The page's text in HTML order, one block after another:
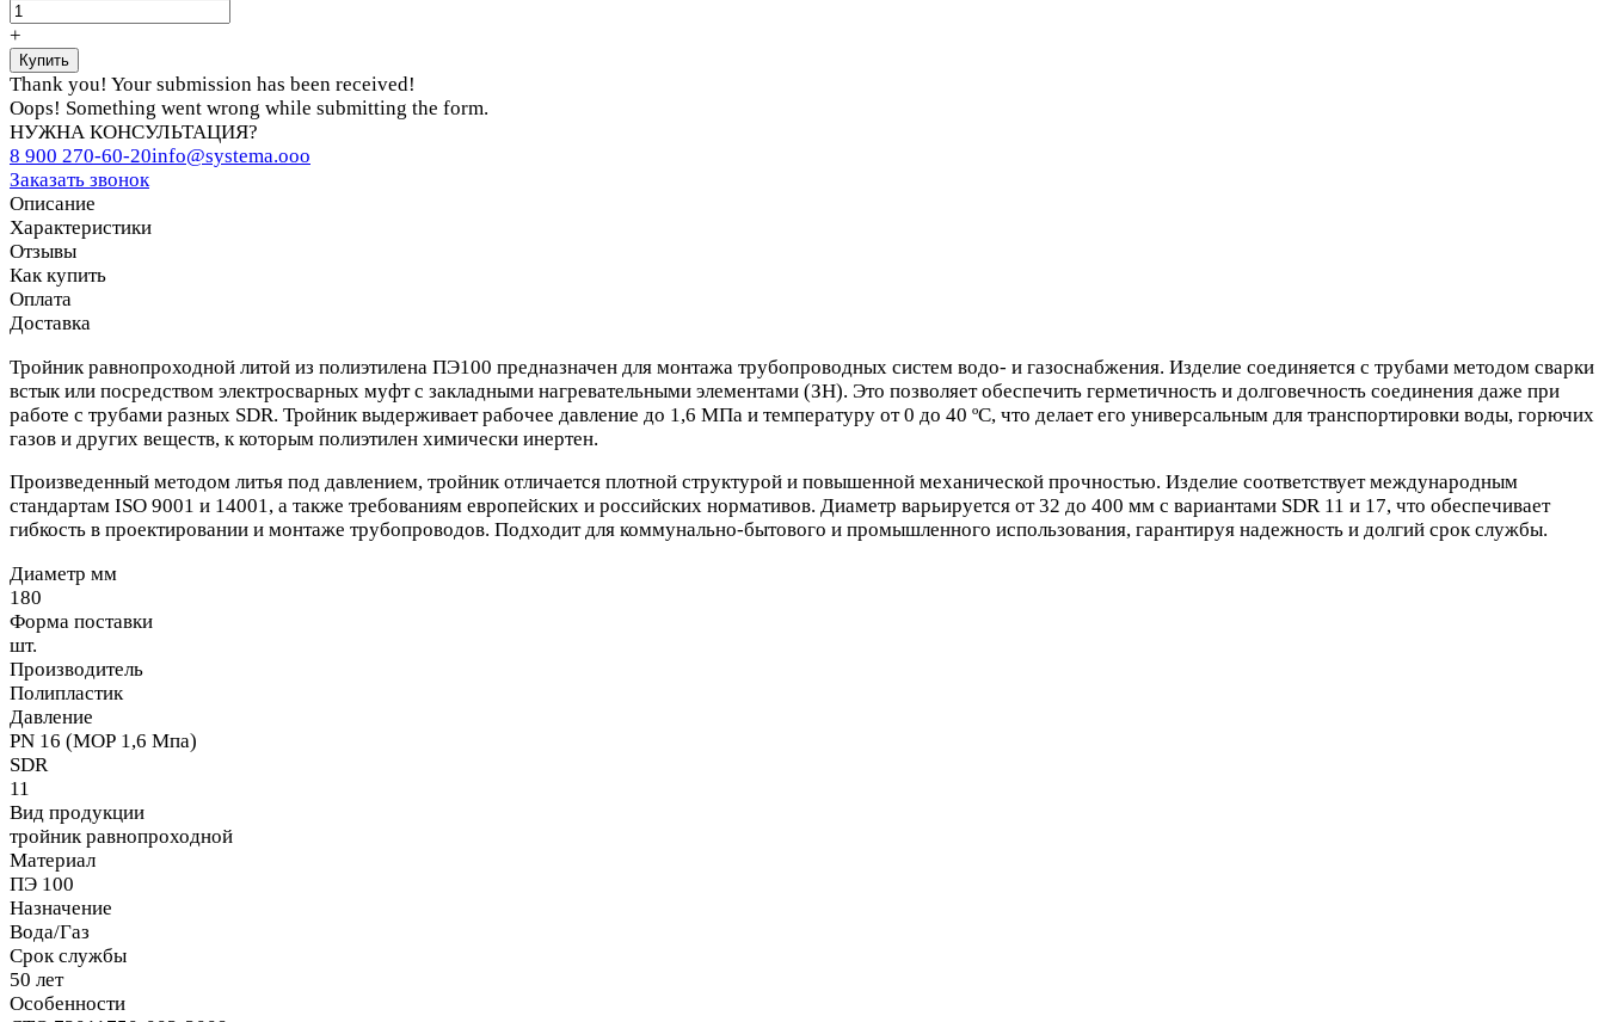
+
Thank you! Your submission has been received!
Oops! Something went wrong while submitting the form.
НУЖНА КОНСУЛЬТАЦИЯ?
8 900 270-60-20info@systema.ooo
Заказать звонок
Описание
Характеристики
Отзывы
Как купить
Оплата
Доставка
Тройник равнопроходной литой из полиэтилена ПЭ100 предназначен для монтажа трубопроводных систем водо- и газоснабжения. Изделие соединяется с трубами методом сварки
встык или посредством электросварных муфт с закладными нагревательными элементами (ЗН). Это позволяет обеспечить герметичность и долговечность соединения даже при
работе с трубами разных SDR. Тройник выдерживает рабочее давление до 1,6 МПа и температуру от 0 до 40 ºС, что делает его универсальным для транспортировки воды, горючих
газов и других веществ, к которым полиэтилен химически инертен.
Произведенный методом литья под давлением, тройник отличается плотной структурой и повышенной механической прочностью. Изделие соответствует международным
стандартам ISO 9001 и 14001, а также требованиям европейских и российских нормативов. Диаметр варьируется от 32 до 400 мм с вариантами SDR 11 и 17, что обеспечивает
гибкость в проектировании и монтаже трубопроводов. Подходит для коммунально-бытового и промышленного использования, гарантируя надежность и долгий срок службы.
Диаметр мм
180
Форма поставки
шт.
Производитель
Полипластик
Давление
PN 16 (МОР 1,6 Мпа)
SDR
11
Вид продукции
тройник равнопроходной
Материал
ПЭ 100
Назначение
Вода/Газ
Срок службы
50 лет
Особенности